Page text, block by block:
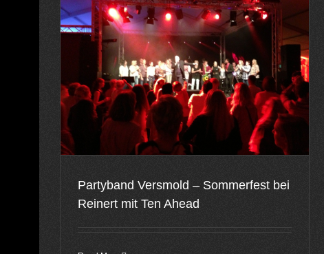
Partyband Versmold – Sommerfest bei
Reinert mit Ten Ahead